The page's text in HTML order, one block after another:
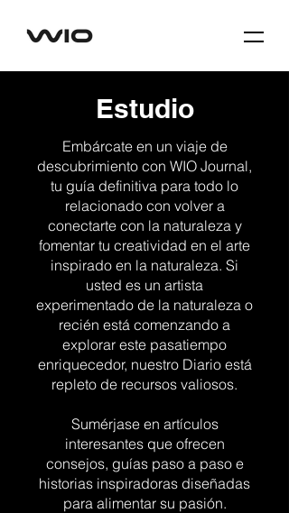
Estudio
Embárcate en un viaje de
descubrimiento con WIO Journal,
tu guía definitiva para todo lo
relacionado con volver a
conectarte con la naturaleza y
fomentar tu creatividad en el arte
inspirado en la naturaleza. Si
usted es un artista
experimentado de la naturaleza o
recién está comenzando a
explorar este pasatiempo
enriquecedor, nuestro Diario está
repleto de recursos valiosos.
Sumérjase en artículos
interesantes que ofrecen
consejos, guías paso a paso e
historias inspiradoras diseñadas
para alimentar su pasión.